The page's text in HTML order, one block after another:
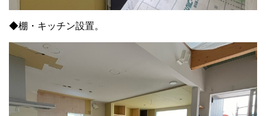
◆棚・キッチン設置。